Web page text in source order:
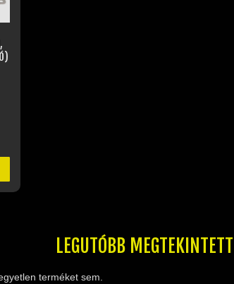
LEGUTÓBB
terméket sem.